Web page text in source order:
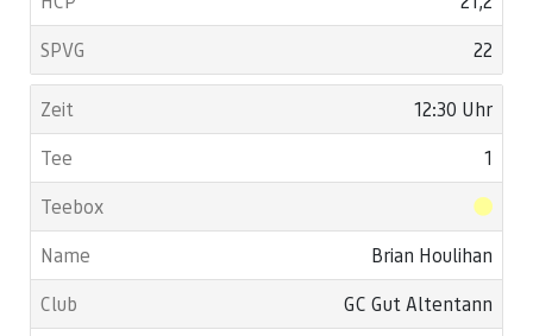
22
12:30 Uhr
1
Brian Houlihan
GC Gut Altentann